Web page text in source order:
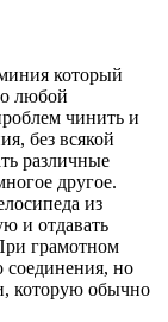
который
любой
чинить и
без всякой
различные
другое.
из
и отдавать
грамотном
соединения, но
которую обычно